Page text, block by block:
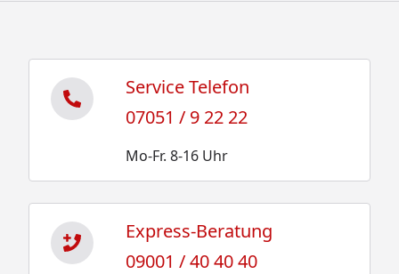
Service Telefon
07051 / 9 22 22
Mo-Fr. 8-16 Uhr
Express-Beratung
09001 / 40 40 40